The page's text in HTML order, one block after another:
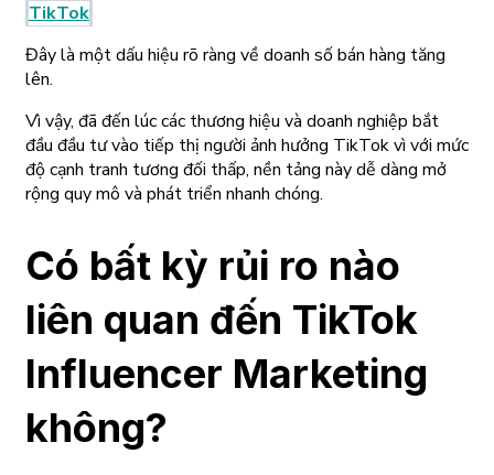
TikTok
Đây là một dấu hiệu rõ ràng về doanh số bán hàng tăng
lên.
Vì vậy, đã đến lúc các thương hiệu và doanh nghiệp bắt
đầu đầu tư vào tiếp thị người ảnh hưởng TikTok vì với mức
độ cạnh tranh tương đối thấp, nền tảng này dễ dàng mở
rộng quy mô và phát triển nhanh chóng.
Có bất kỳ rủi ro nào
liên quan đến TikTok
Influencer Marketing
không?